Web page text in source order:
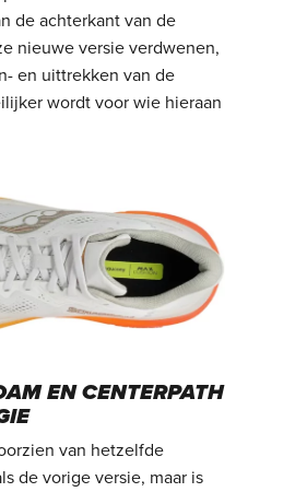
de achterkant van de
nieuwe versie verdwenen,
en uittrekken van de
wordt voor wie hieraan
EN CENTERPATH
van hetzelfde
de vorige versie, maar is